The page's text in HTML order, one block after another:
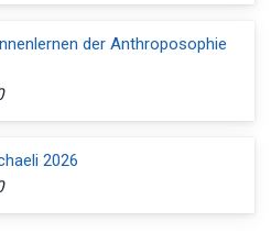
der Anthroposophie
2026